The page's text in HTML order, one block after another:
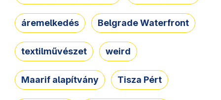
áremelkedés Belgrade Waterfront
textilművészet weird
Maarif alapítvány Tisza Pért